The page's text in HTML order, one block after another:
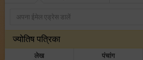
ज्योतिष पत्रिका
लेख पंचांग